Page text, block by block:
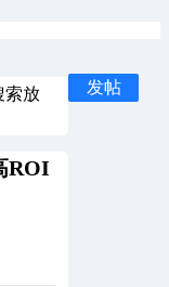
发帖
索放
ROI